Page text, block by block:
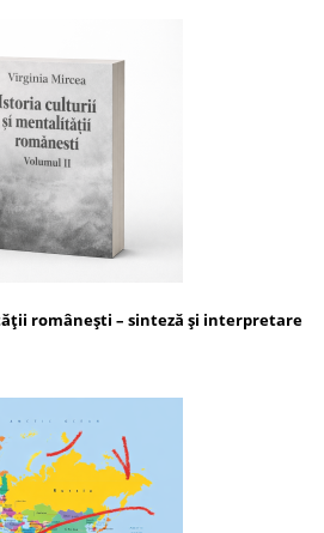
românești – sinteză și interpretare